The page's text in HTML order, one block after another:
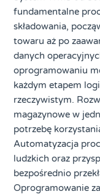
fundamentalne
składowania,
towaru aż po
danych
oprogramowaniu
każdym etapem
rzeczywistym.
magazynowe w
potrzebę
Automatyzacja
ludzkich oraz
bezpośrednio
Oprogramowanie